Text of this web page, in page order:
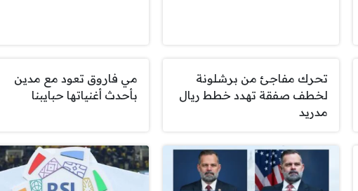
تحرك مفاجئ من برشلونة
لخطف صفقة تهدد خطط ريال
مدريد
مي فاروق تعود مع مدين
بأحدث أغنياتها حبايبنا